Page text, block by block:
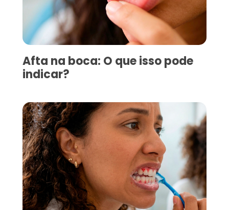
Afta na boca: O que isso pode
indicar?